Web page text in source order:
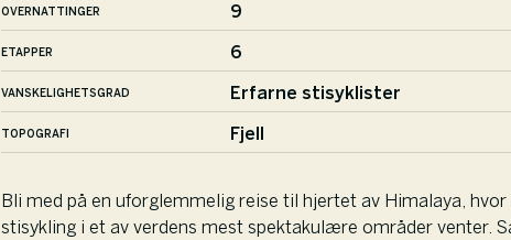
OVERNATTINGER 9
ETAPPER 6
VANSKELIGHETSGRAD Erfarne stisyklister
TOPOGRAFI Fjell
Bli med på en uforglemmelig reise til hjertet av Himalaya,
stisykling i et av verdens mest spektakulære områder venter.